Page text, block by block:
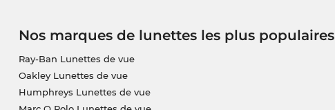
Nos marques de lunettes les plus populaires
Ray-Ban Lunettes de vue
Oakley Lunettes de vue
Humphreys Lunettes de vue